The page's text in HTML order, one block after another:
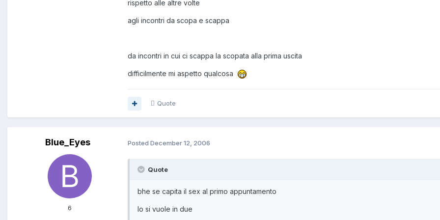
rispetto alle altre volte
agli incontri da scopa e scappa
da incontri in cui ci scappa la scopata alla prima uscita
difficilmente mi aspetto qualcosa
Quote
Blue_Eyes
6
Posted December 12, 2006
Quote
bhe se capita il sex al primo appuntamento
lo si vuole in due